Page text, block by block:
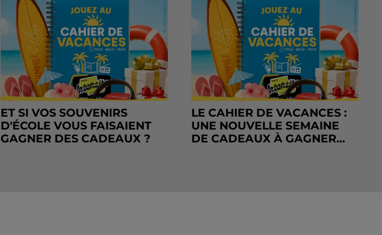
ET SI VOS SOUVENIRS
D'ÉCOLE VOUS FAISAIENT
GAGNER DES CADEAUX ?
LE CAHIER DE VACANCES :
UNE NOUVELLE SEMAINE
DE CADEAUX À GAGNER...